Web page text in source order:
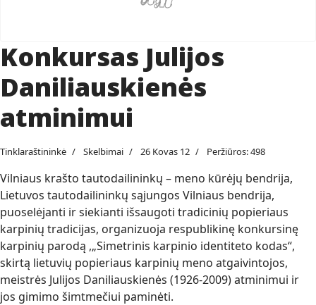
Konkursas Julijos
Daniliauskienės
atminimui
Tinklaraštininkė Skelbimai 26 Kovas 12 Peržiūros: 498
Vilniaus krašto tautodailininkų – meno kūrėjų bendrija,
Lietuvos tautodailininkų sąjungos Vilniaus bendrija,
puoselėjanti ir siekianti išsaugoti tradicinių popieriaus
karpinių tradicijas, organizuoja respublikinę konkursinę
karpinių parodą ,„Simetrinis karpinio identiteto kodas“,
skirtą lietuvių popieriaus karpinių meno atgaivintojos,
meistrės Julijos Daniliauskienės (1926-2009) atminimui ir
jos gimimo šimtmečiui paminėti.